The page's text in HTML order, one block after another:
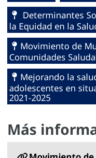
Determinantes
la Equidad en la
Movimiento de
Comunidades
Mejorando la
adolescentes en
2021-2025
Más